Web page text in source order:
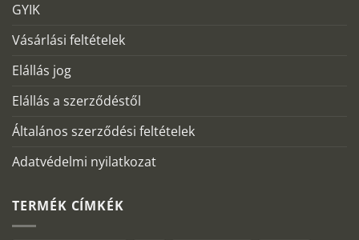
GYIK
Vásárlási feltételek
Elállás jog
Elállás a szerződéstől
Általános szerződési feltételek
Adatvédelmi nyilatkozat
TERMÉK CÍMKÉK